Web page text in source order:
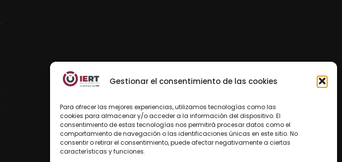
Gestionar el consentimiento de las cookies
Para ofrecer las mejores experiencias, utilizamos tecnologías como las
cookies para almacenar y/o acceder a la información del dispositivo. El
consentimiento de estas tecnologías nos permitirá procesar datos como el
comportamiento de navegación o las identificaciones únicas en este sitio. No
consentir o retirar el consentimiento, puede afectar negativamente a ciertas
características y funciones.